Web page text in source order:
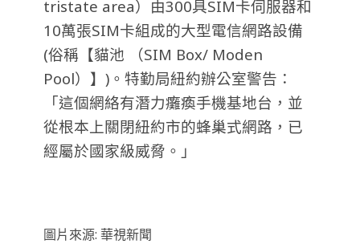
tristate area）由300具SIM卡伺服器和
10萬張SIM卡組成的大型電信網路設備
(俗稱【貓池 （SIM Box/ Moden
Pool）】)。特勤局紐約辦公室警告：
「這個網絡有潛力癱瘓手機基地台，並
從根本上關閉紐約市的蜂巢式網路，已
經屬於國家級威脅。」
圖片來源: 華視新聞